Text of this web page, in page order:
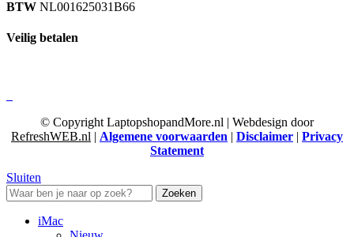
BTW NL001625031B66
Veilig betalen
© Copyright LaptopshopandMore.nl | Webdesign door
RefreshWEB.nl | Algemene voorwaarden | Disclaimer | Privacy
Statement
Sluiten
Zoeken
iMac